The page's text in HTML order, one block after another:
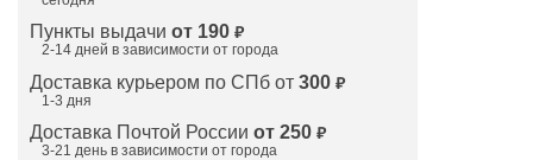
Пункты выдачи от 190 ₽
2-14 дней в зависимости от города
Доставка курьером по СПб от 300 ₽
1-3 дня
Доставка Почтой России от 250 ₽
3-21 день в зависимости от города